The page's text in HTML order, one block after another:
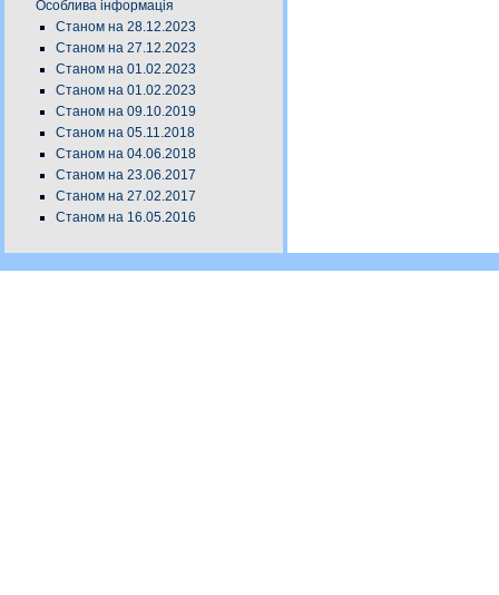
Особлива інформація
Станом на 28.12.2023
Станом на 27.12.2023
Станом на 01.02.2023
Станом на 01.02.2023
Станом на 09.10.2019
Станом на 05.11.2018
Станом на 04.06.2018
Станом на 23.06.2017
Станом на 27.02.2017
Станом на 16.05.2016